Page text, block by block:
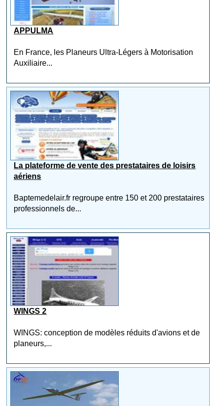
APPULMA
En France, les Planeurs Ultra-Légers à Motorisation
Auxiliaire...
La plateforme de vente des prestataires de loisirs
aériens
Baptemedelair.fr regroupe entre 150 et 200 prestataires
professionnels de...
WINGS 2
WINGS: conception de modèles réduits d'avions et de
planeurs,...